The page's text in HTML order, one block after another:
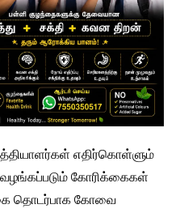
எதிர்கொள்ளும்
வழங்கப்படும் கோரிக்கைகள்
தொடர்பாக கோவை